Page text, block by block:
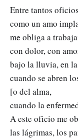
Entre tantos
como un amo
me obliga a
con dolor, con
bajo la lluvia, en
cuando se abren
[o del alma,
cuando la
A este oficio me
las lágrimas, los